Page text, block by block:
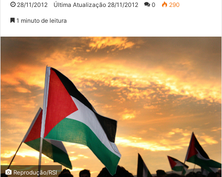
28/11/2012 Última Atualização 28/11/2012 0 290
1 minuto de leitura
Reprodução/RSI